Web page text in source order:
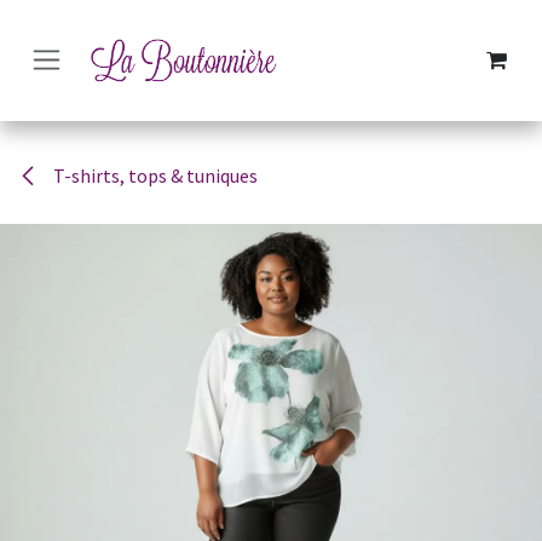
T-shirts, tops & tuniques